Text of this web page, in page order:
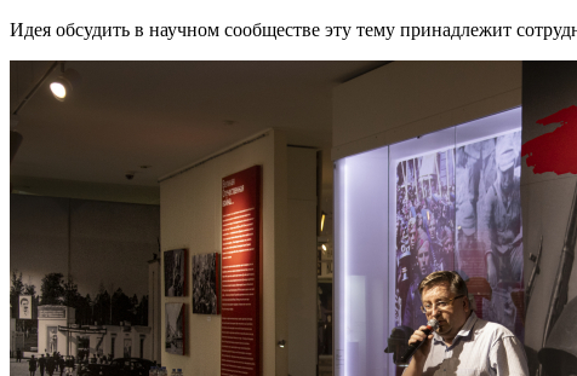
Идея обсудить в научном сообществе эту тему принадлежит